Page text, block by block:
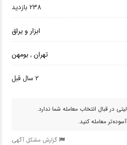
238 بازدید
ابزار و یراق
تهران, بومهن
2 سال قبل
در قبال انتخاب معامله شما ندارد.
معامله کنید.
گزارش مشکل آگهی